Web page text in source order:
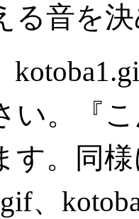
る音を
い。『
す。同
、